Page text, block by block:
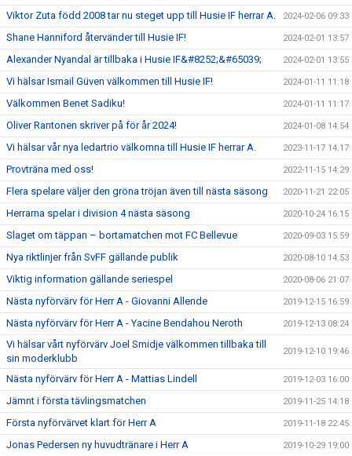
Viktor Zuta född 2008 tar nu steget upp till Husie IF herrar A. 2024-02-06 09:33
Shane Hanniford återvänder till Husie IF! 2024-02-01 13:57
Alexander Nyandal är tillbaka i Husie IF&#8252;&#65039; 2024-02-01 13:55
Vi hälsar Ismail Güven välkommen till Husie IF! 2024-01-11 11:18
Välkommen Benet Sadiku! 2024-01-11 11:17
Oliver Rantonen skriver på för år 2024! 2024-01-08 14:54
Vi hälsar vår nya ledartrio välkomna till Husie IF herrar A. 2023-11-17 14:17
Provträna med oss! 2022-11-15 14:29
Flera spelare väljer den gröna tröjan även till nästa säsong 2020-11-21 22:05
Herrarna spelar i division 4 nästa säsong 2020-10-24 16:15
Slaget om täppan – bortamatchen mot FC Bellevue 2020-09-03 15:59
Nya riktlinjer från SvFF gällande publik 2020-08-10 14:53
Viktig information gällande seriespel 2020-08-06 21:07
Nästa nyförvärv för Herr A - Giovanni Allende 2019-12-15 16:59
Nästa nyförvärv för Herr A - Yacine Bendahou Neroth 2019-12-13 08:24
Vi hälsar vårt nyförvärv Joel Smidje välkommen tillbaka till
sin moderklubb
2019-12-10 19:46
Nästa nyförvärv för Herr A - Mattias Lindell 2019-12-03 16:00
Jämnt i första tävlingsmatchen 2019-11-25 14:18
Första nyförvärvet klart för Herr A 2019-11-18 22:45
Jonas Pedersen ny huvudtränare i Herr A 2019-10-29 19:00